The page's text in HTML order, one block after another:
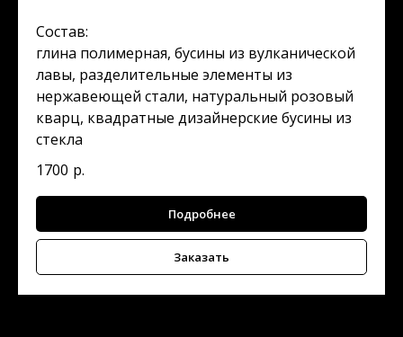
Состав:
глина полимерная, бусины из вулканической
лавы, разделительные элементы из
нержавеющей стали, натуральный розовый
кварц, квадратные дизайнерские бусины из
стекла
1700 р.
Подробнее
Заказать